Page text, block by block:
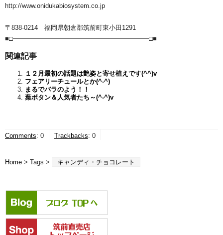
http://www.onidukabiosystem.co.jp
〒838-0214 福岡県朝倉郡筑前町東小田1291
■□━━━━━━━━━━━━━━━━━━━━━□■
関連記事
１２月最初の話題は艶姿と寄せ植えです(^^)v
フェアリーチュールとか(^-^)
まるでバラのよう！！
葉ボタン＆人気者たち～(^-^)v
Comments: 0 Trackbacks: 0
Home > Tags > キャンディ・チョコレート